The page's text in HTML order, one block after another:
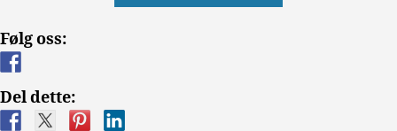
Følg oss:
Del dette: